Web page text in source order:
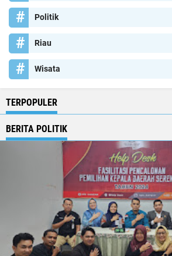
Politik
Riau
Wisata
TERPOPULER
BERITA POLITIK